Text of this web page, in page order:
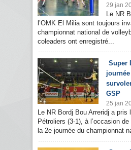
29 jan
Le NR
l’OMK El Milia sont toujours
championnat national de
coleaders ont enregistré...
Super
GSP
25 jan
Le NR Bordj Bou Arreridj a pris
Pétroliers (3-1), à l’occasion
la 2e journée du championnat